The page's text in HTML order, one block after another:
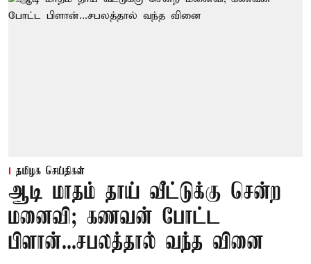
தமிழக செய்திகள்
ஆடி மாதம் தாய் வீட்டுக்கு சென்ற
மனைவி; கணவன் போட்ட
பிளான்...சபலத்தால் வந்த வினை